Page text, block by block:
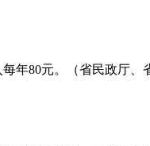
年80元。（省民政厅、